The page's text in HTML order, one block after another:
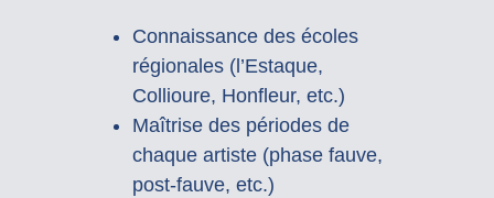
Connaissance des écoles
régionales (l’Estaque,
Collioure, Honfleur, etc.)
Maîtrise des périodes de
chaque artiste (phase fauve,
post-fauve, etc.)